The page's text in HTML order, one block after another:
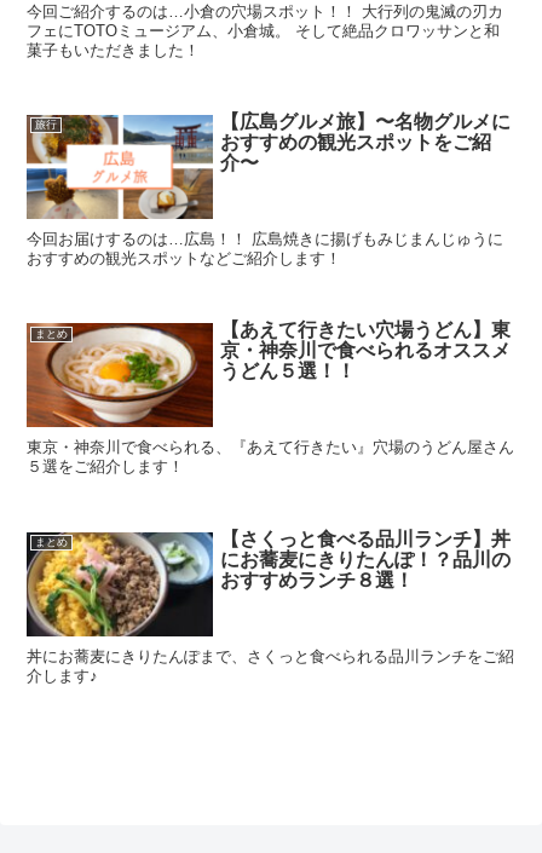
今回ご紹介するのは…小倉の穴場スポット！！ 大行列の鬼滅の刃カ
フェにTOTOミュージアム、小倉城。 そして絶品クロワッサンと和
菓子もいただきました！
旅行
【広島グルメ旅】〜名物グルメに
おすすめの観光スポットをご紹
介〜
今回お届けするのは…広島！！ 広島焼きに揚げもみじまんじゅうに
おすすめの観光スポットなどご紹介します！
まとめ
【あえて行きたい穴場うどん】東
京・神奈川で食べられるオススメ
うどん５選！！
東京・神奈川で食べられる、『あえて行きたい』穴場のうどん屋さん
５選をご紹介します！
まとめ
【さくっと食べる品川ランチ】丼
にお蕎麦にきりたんぽ！？品川の
おすすめランチ８選！
丼にお蕎麦にきりたんぽまで、さくっと食べられる品川ランチをご紹
介します♪